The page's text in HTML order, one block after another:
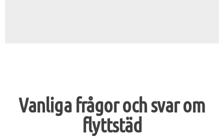
Vanliga frågor och svar om
flyttstäd